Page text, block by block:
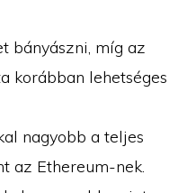
bányászni, míg az
korábban lehetséges
nagyobb a teljes
az Ethereum-nek.